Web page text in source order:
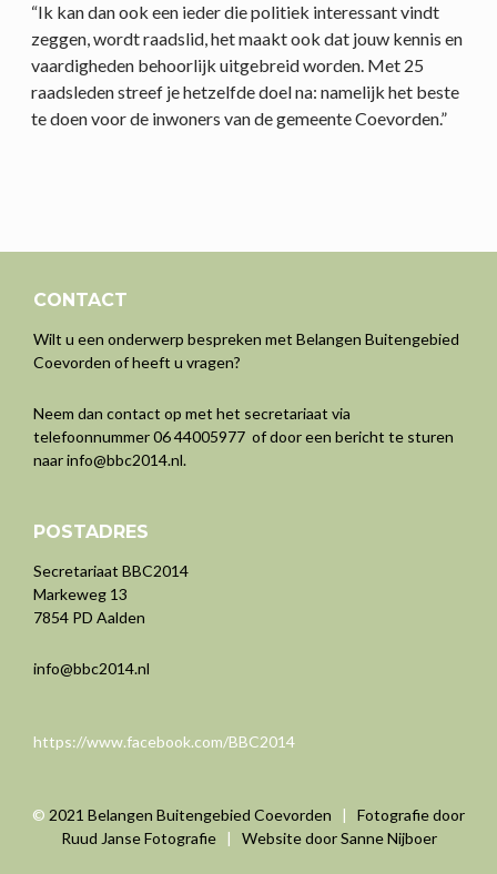
“Ik kan dan ook een ieder die politiek interessant vindt
zeggen, wordt raadslid, het maakt ook dat jouw kennis en
vaardigheden behoorlijk uitgebreid worden. Met 25
raadsleden streef je hetzelfde doel na: namelijk het beste
te doen voor de inwoners van de gemeente Coevorden.”
CONTACT
Wilt u een onderwerp bespreken met Belangen Buitengebied
Coevorden of heeft u vragen?
Neem dan contact op met het secretariaat via
telefoonnummer 06 44005977 of door een bericht te sturen
naarinfo@bbc2014.nl.
POSTADRES
Secretariaat BBC2014
Markeweg 13
7854 PD Aalden
info@bbc2014.nl
https://www.facebook.com/BBC2014
© 2021 Belangen Buitengebied Coevorden
Fotografie door
Ruud Janse Fotografie| Website door Sanne Nijboer